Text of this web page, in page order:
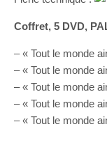
Coffret, 5 DVD,
– « Tout le monde
– « Tout le monde
– « Tout le monde
– « Tout le monde
– « Tout le monde